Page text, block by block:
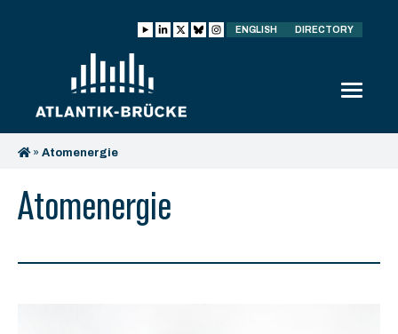
ENGLISH DIRECTORY
» Atomenergie
Atomenergie